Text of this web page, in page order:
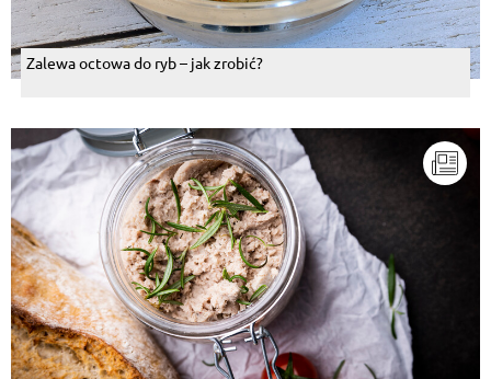
Zalewa octowa do ryb – jak zrobić?